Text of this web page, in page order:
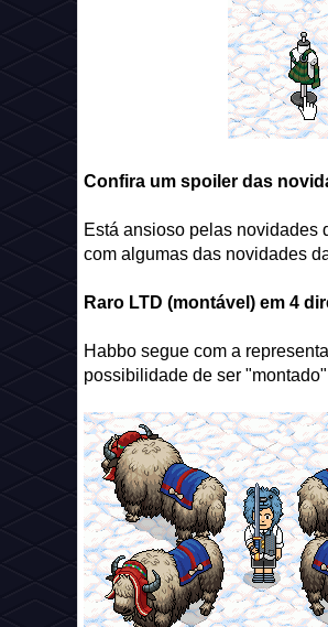
Confira um spoiler das
Está ansioso pelas novidades
com algumas das novidades
Raro LTD (montável) em 4
Habbo segue com a
possibilidade de ser